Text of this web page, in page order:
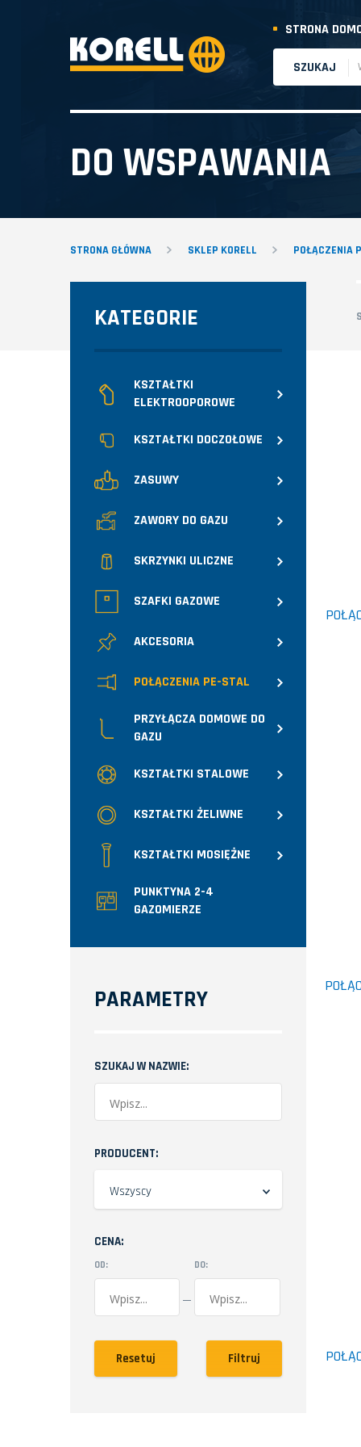
STRONA
SZUKAJ
DO WSPAWANIA
STRONA GŁÓWNA SKLEP KORELL POŁĄCZENIA
KATEGORIE
KSZTAŁTKI
ELEKTROOPOROWE
KSZTAŁTKI DOCZOŁOWE
ZASUWY
ZAWORY DO GAZU
SKRZYNKI ULICZNE
SZAFKI GAZOWE
AKCESORIA
POŁĄCZENIA PE-STAL
PRZYŁĄCZA DOMOWE DO
GAZU
KSZTAŁTKI STALOWE
KSZTAŁTKI ŻELIWNE
KSZTAŁTKI MOSIĘŻNE
PUNKTYNA 2-4
GAZOMIERZE
PARAMETRY
SZUKAJ W NAZWIE:
PRODUCENT:
Wszyscy
CENA:
OD: DO:
Filtruj
Resetuj